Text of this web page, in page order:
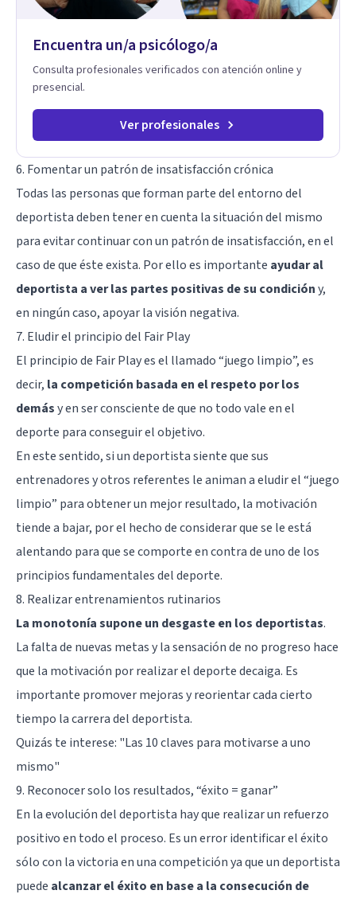
Encuentra un/a psicólogo/a
Consulta profesionales verificados con atención online y
presencial.
Ver profesionales
6. Fomentar un patrón de insatisfacción crónica
Todas las personas que forman parte del entorno del
deportista deben tener en cuenta la situación del mismo
para evitar continuar con un patrón de insatisfacción, en el
caso de que éste exista. Por ello es importante ayudar al
deportista a ver las partes positivas de su condicióny,
en ningún caso, apoyar la visión negativa.
7. Eludir el principio del Fair Play
El principio de Fair Play es el llamado “juego limpio”, es
decir, la competición basada en el respeto por los
demásy en ser consciente de que no todo vale en el
deporte para conseguir el objetivo.
En este sentido, si un deportista siente que sus
entrenadores y otros referentes le animan a eludir el “juego
limpio” para obtener un mejor resultado, la motivación
tiende a bajar, por el hecho de considerar que se le está
alentando para que se comporte en contra de uno de los
principios fundamentales del deporte.
8. Realizar entrenamientos rutinarios
La monotonía supone un desgaste en los deportistas.
La falta de nuevas metas y la sensación de no progreso hace
que la motivación por realizar el deporte decaiga. Es
importante promover mejoras y reorientar cada cierto
tiempo la carrera del deportista.
Quizás te interese: "Las 10 claves para motivarse a uno
mismo"
9. Reconocer solo los resultados, “éxito = ganar”
En la evolución del deportista hay que realizar un refuerzo
positivo en todo el proceso. Es un error identificar el éxito
sólo con la victoria en una competición ya que un deportista
puede alcanzar el éxito en base a la consecución de